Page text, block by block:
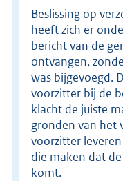
Beslissing op
heeft zich er
bericht van de
ontvangen,
was bijgevoegd.
voorzitter bij de
klacht de juiste
gronden van het
voorzitter
die maken dat
komt.